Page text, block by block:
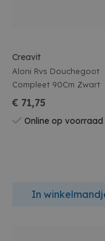
Creavit
Aloni Rvs Douchegoot
Compleet 90Cm Zwart
€ 71,75
Online op voorraad
In